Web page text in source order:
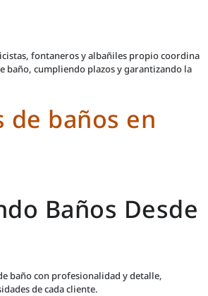
fontaneros y albañiles propio coordina
baño, cumpliendo plazos y garantizando la
de baños en
Baños Desde
baño con profesionalidad y detalle,
de cada cliente.